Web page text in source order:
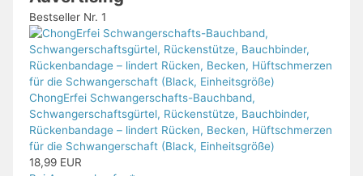
Bestseller Nr. 1
ChongErfei Schwangerschafts-Bauchband,
Schwangerschaftsgürtel, Rückenstütze, Bauchbinder,
Rückenbandage – lindert Rücken, Becken, Hüftschmerzen
für die Schwangerschaft (Black, Einheitsgröße)
18,99 EUR